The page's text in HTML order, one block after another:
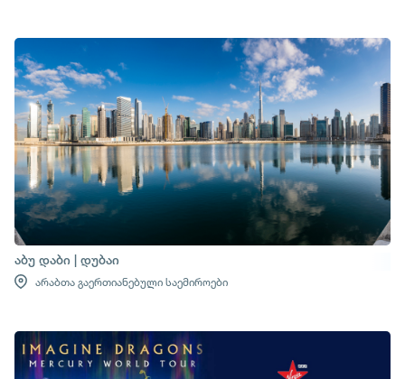
აბუ დაბი | დუბაი
არაბთა გაერთიანებული საემიროები